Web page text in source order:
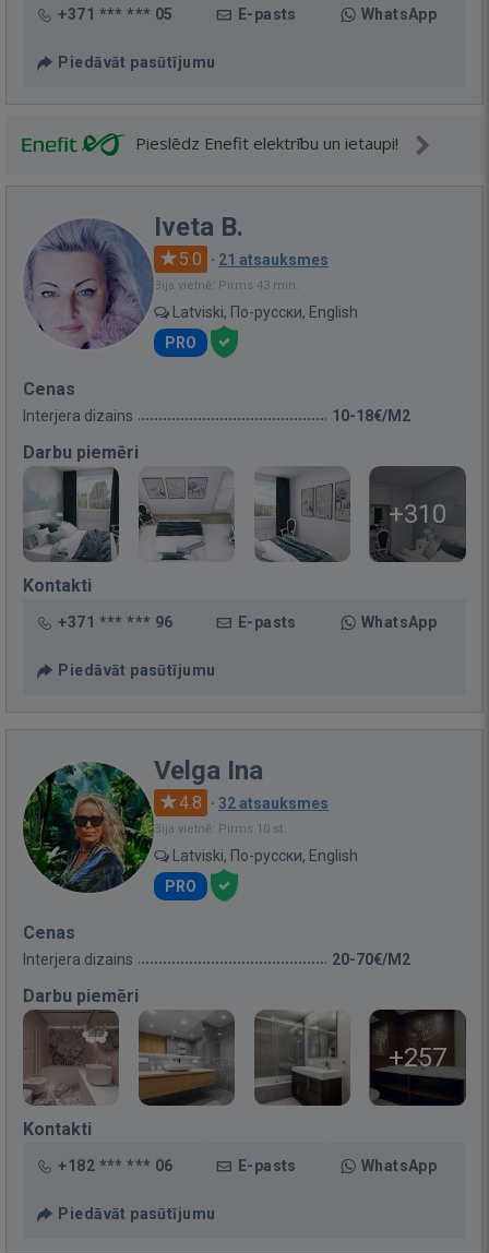
+371 *** *** 05 E-pasts WhatsApp
Piedāvāt pasūtījumu
Pieslēdz Enefit elektrību un ietaupi!
Iveta B.
5.0 · 21 atsauksmes
Bija vietnē: Pirms 43 min.
Latviski, По-русски, English
PRO
Cenas
Interjera dizains 10-18€/M2
Darbu piemēri
+310
Kontakti
+371 *** *** 96 E-pasts WhatsApp
Piedāvāt pasūtījumu
Velga Ina
4.8 · 32 atsauksmes
Bija vietnē: Pirms 10 st.
Latviski, По-русски, English
PRO
Cenas
Interjera dizains 20-70€/M2
Darbu piemēri
+257
Kontakti
+182 *** *** 06 E-pasts WhatsApp
Piedāvāt pasūtījumu